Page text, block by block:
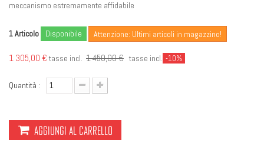
meccanismo estremamente affidabile
1Articolo Disponibile Attenzione: Ultimi articoli in magazzino!
1 305,00 € tasse incl. 1 450,00 € tasse incl. -10%
Quantità :
AGGIUNGI AL CARRELLO